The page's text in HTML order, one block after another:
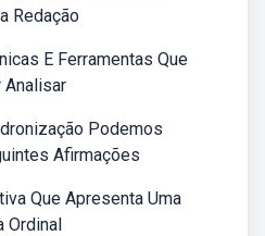
Redação
E Ferramentas Que
Podemos
Afirmações
Que Apresenta Uma
Ordinal